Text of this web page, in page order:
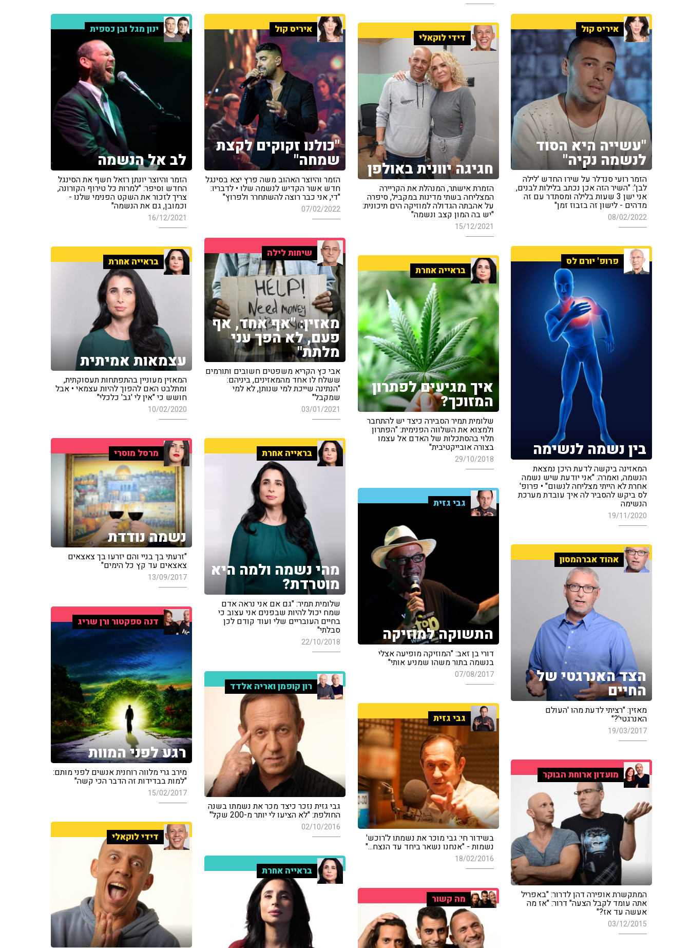
איריס קול
"עשייה היא הסוד
לנשמה נקיה"
הזמר רועי סנדלר על שירו החדש 'לילה
לבן': "השיר הזה אכן נכתב בלילות לבנים,
אני ישן 3 שעות בלילה ומסתדר עם זה
מדהים - לישון זה בזבוז זמן"
08/02/2022
איריס קול
"כולנו זקוקים לקצת
שמחה"
הזמר והיוצר האהוב משה פרץ יצא בסינגל
חדש אשר הקדיש לנשמה שלו • לדבריו:
"די, אני כבר רוצה להשתחרר ולפרוץ"
07/02/2022
ינון מגל ובן כספית
לב אל הנשמה
הזמר והיוצר יונתן רזאל חשף את הסינגל
החדש וסיפר: "למרות כל טירוף הקורונה,
צריך לזכור את השקט הפנימי שלנו -
וכמובן, גם את הנשמה"
16/12/2021
דידי לוקאלי
חגיגה יוונית באולפן
הזמרת אישתר, המנהלת את הקריירה
המצליחה בשתי מדינות במקביל, סיפרה
על אהבתה הגדולה למוזיקה הים תיכונית:
"יש בה המון קצב ונשמה"
15/12/2021
שיחות לילה
מאזין: "אף אחד, אף
פעם, לא הפך עני
מלתת"
אבי כץ הקריא משפטים חשובים ותורמים
ששלח לו אחד מהמאזינים, ביניהם:
"הנתינה שייכת למי שנותן, לא למי
שמקבל"
03/01/2021
פרופ' יורם לס
בין נשמה לנשימה
המאזינה ביקשה לדעת היכן נמצאת
הנשמה, ואמרה: "אני יודעת שיש נשמה
אחרת לא הייתי מצליחה לנשום" • פרופ'
לס ביקש להסביר לה איך עובדת מערכת
הנשימה
19/11/2020
בראייה אחרת
עצמאות אמיתית
המאזין מעוניין בהתפתחות תעסוקתית,
ומתלבט האם להפוך להיות עצמאי • אבל
חושש כי "אין לי 'גב' כלכלי"
10/02/2020
בראייה אחרת
איך מגיעים לפתרון
המזוכך?
שלומית תמיר הסבירה כיצד יש להתחבר
ולמצוא את השלווה הפנימית: "הפתרון
תלוי בהסתכלות של האדם אל עצמו
בצורה אובייקטיבית"
29/10/2018 בראייה אחרת
מהי נשמה ולמה היא
מוטרדת?
שלומית תמיר: "גם אם אני נראה אדם
שמח יכול להיות שבפנים אני עצוב כי
בחיים העובריים שלי ועוד קודם לכן
סבלתי"
22/10/2018
מרסל מוסרי
נשמה נודדת
"זרעתי בך בניי והם יזרעו בך צאצאים
צאצאים עד קץ כל הימים"
13/09/2017
גבי גזית
התשוקה למוזיקה
דורי בן זאב: "המוזיקה מופיעה אצלי
בנשמה בתור משהו שמניע אותי"
07/08/2017
אהוד אברהמסון
הצד האנרגטי של
החיים
מאזין: "רציתי לדעת מהו 'העולם
האנרגטי'?"
19/03/2017
דנה ספקטור ורן שריג
רגע לפני המוות
מירב גרי מלווה רוחנית אנשים לפני מותם:
"למות בבדידות זה הדבר הכי קשה"
15/02/2017
רון קופמן ואריה אלדד
גבי גזית נזכר כיצד מכר את נשמתו בשנה
החולפת: "לא הציעו לי יותר מ-200 שקל"
02/10/2016
גבי גזית
בשידור חי: גבי מוכר את נשמתו ל'רוכש'
נשמות - "אנחנו נשאר ביחד עד הנצח..."
18/02/2016
מועדון ארוחת הבוקר
המתקשרת אופירה דהן לדרור: "באפריל
אתה עומד לקבל הצעה" דרור: "אז מה
אעשה עד אז?"
03/12/2015
דידי לוקאלי
בראייה אחרת
מה קשור